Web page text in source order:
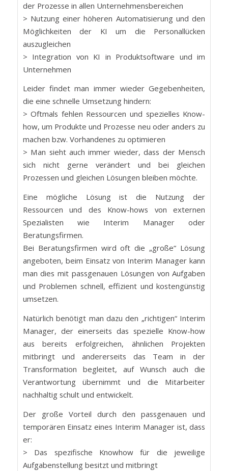
der Prozesse in allen Unternehmensbereichen
> Nutzung einer höheren Automatisierung und den
Möglichkeiten der KI um die Personallücken
auszugleichen
> Integration von KI in Produktsoftware und im
Unternehmen
Leider findet man immer wieder Gegebenheiten,
die eine schnelle Umsetzung hindern:
> Oftmals fehlen Ressourcen und spezielles Know-
how, um Produkte und Prozesse neu oder anders zu
machen bzw. Vorhandenes zu optimieren
> Man sieht auch immer wieder, dass der Mensch
sich nicht gerne verändert und bei gleichen
Prozessen und gleichen Lösungen bleiben möchte.
Eine mögliche Lösung ist die Nutzung der
Ressourcen und des Know-hows von externen
Spezialisten wie Interim Manager oder
Beratungsfirmen.
Bei Beratungsfirmen wird oft die „große“ Lösung
angeboten, beim Einsatz von Interim Manager kann
man dies mit passgenauen Lösungen von Aufgaben
und Problemen schnell, effizient und kostengünstig
umsetzen.
Natürlich benötigt man dazu den „richtigen“ Interim
Manager, der einerseits das spezielle Know-how
aus bereits erfolgreichen, ähnlichen Projekten
mitbringt und andererseits das Team in der
Transformation begleitet, auf Wunsch auch die
Verantwortung übernimmt und die Mitarbeiter
nachhaltig schult und entwickelt.
Der große Vorteil durch den passgenauen und
temporären Einsatz eines Interim Manager ist, dass
er:
> Das spezifische Knowhow für die jeweilige
Aufgabenstellung besitzt und mitbringt